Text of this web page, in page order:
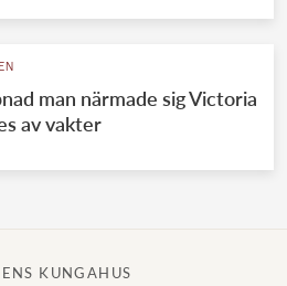
man närmade sig Victoria
av vakter
KUNGAHUS